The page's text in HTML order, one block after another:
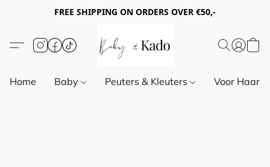
FREE SHIPPING ON ORDERS OVER €50,-
Home Baby Peuters & Kleuters Voor Haar